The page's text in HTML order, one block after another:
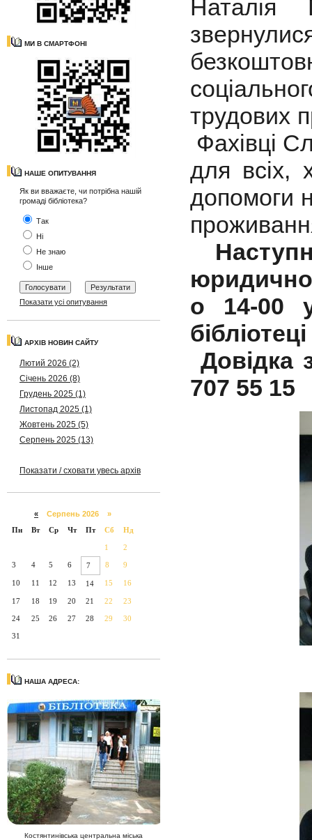
МИ В СМАРТФОНІ
НАШЕ ОПИТУВАННЯ
Як ви вважаєте, чи потрібна нашій
громаді бібліотека?
Так
Ні
Не знаю
Інше
Показати усі опитування
АРХІВ НОВИН САЙТУ
Лютий 2026 (2)
Січень 2026 (8)
Грудень 2025 (1)
Листопад 2025 (1)
Жовтень 2025 (5)
Серпень 2025 (13)
Показати / сховати увесь архів
« Серпень 2026 »
Пн
Вт Ср Чт Пт Сб Нд
1 2
3 4 5 6 7 8 9
10 11 12 13 14 15 16
17 18 19 20 21 22 23
24 25 26 27 28 29 30
31
НАША АДРЕСА:
Костянтинівська центральна міська
Наталія
трудових
Фахівці
для всіх,
допомоги
о 14-00 у
Довідка
707 55 15